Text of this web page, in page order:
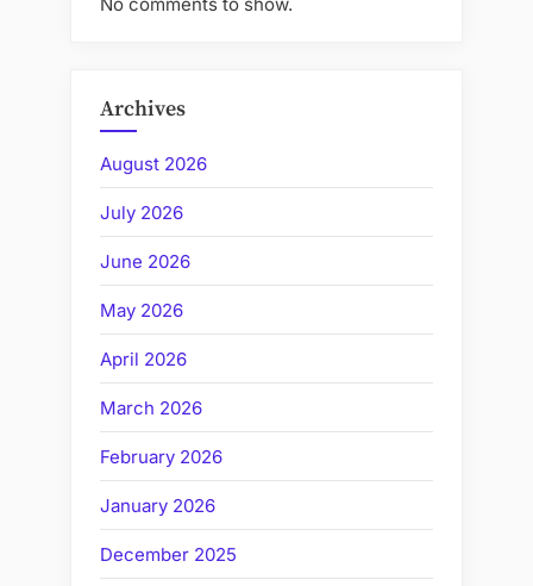
Archives
August 2026
July 2026
June 2026
May 2026
April 2026
March 2026
February 2026
January 2026
December 2025